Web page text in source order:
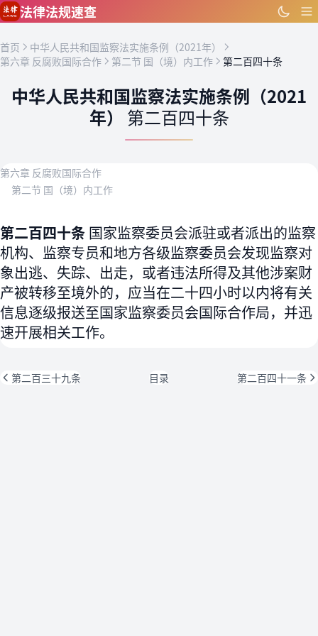
跳到主要内容
法律法规速查
首页
中华人民共和国监察法实施条例（2021年）
第六章 反腐败国际合作
第二节 国（境）内工作 第二百四十条
中华人民共和国监察法实施条例（2021
年） 第二百四十条
第六章 反腐败国际合作
第二节 国（境）内工作
第二百四十条 国家监察委员会派驻或者派出的监察
机构、监察专员和地方各级监察委员会发现监察对
象出逃、失踪、出走，或者违法所得及其他涉案财
产被转移至境外的，应当在二十四小时以内将有关
信息逐级报送至国家监察委员会国际合作局，并迅
速开展相关工作。
第二百三十九条 目录 第二百四十一条